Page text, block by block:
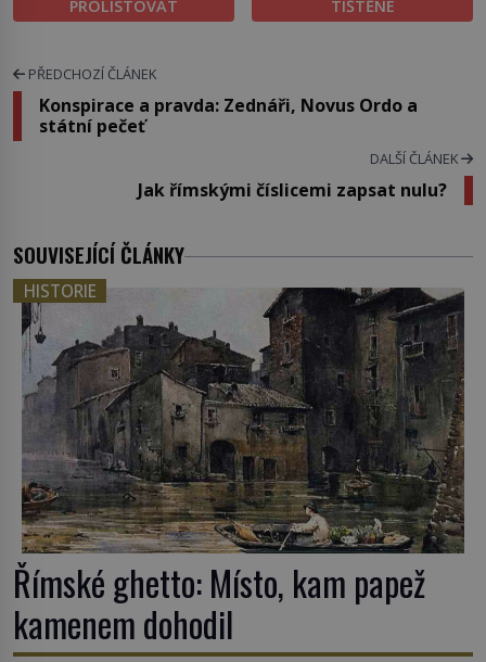
PROLISTOVAT
TIŠTĚNÉ
PŘEDCHOZÍ ČLÁNEK
Konspirace a pravda: Zednáři, Novus Ordo a
státní pečeť
DALŠÍ ČLÁNEK
Jak římskými číslicemi zapsat nulu?
SOUVISEJÍCÍ ČLÁNKY
HISTORIE
Římské ghetto: Místo, kam papež
kamenem dohodil